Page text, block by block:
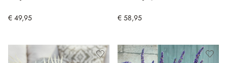
€ 49,95 € 58,95